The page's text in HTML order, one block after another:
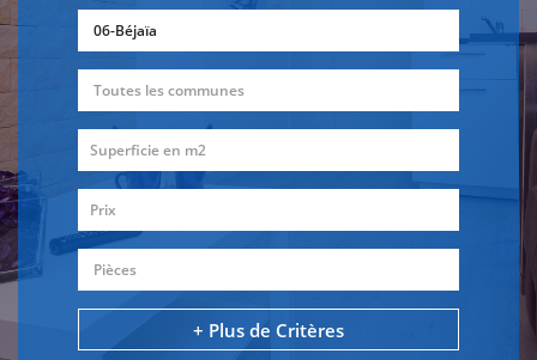
06-Béjaïa
Toutes les communes
Prix
Pièces
+ Plus de Critères